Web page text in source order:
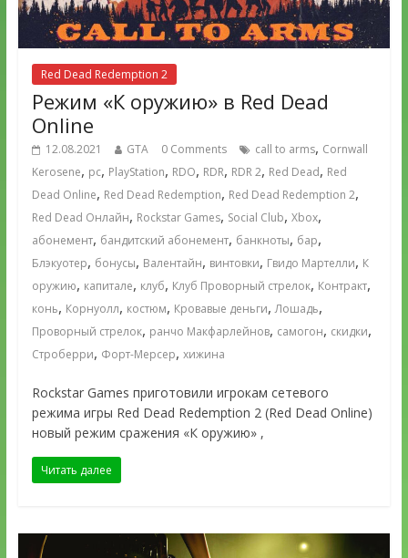
Red Dead Redemption 2
Режим «К оружию» в Red Dead
Online
12.08.2021 GTA 0 Comments call to arms, Cornwall
Kerosene, pc, PlayStation, RDO, RDR, RDR 2, Red Dead, Red
Dead Online, Red Dead Redemption, Red Dead Redemption 2,
Red Dead Онлайн, Rockstar Games, Social Club, Xbox,
абонемент, бандитский абонемент, банкноты, бар,
Блэкуотер, бонусы, Валентайн, винтовки, Гвидо Мартелли, К
оружию, капитале, клуб, Клуб Проворный стрелок, Контракт,
конь, Корнуолл, костюм, Кровавые деньги,Лошадь,
Проворный стрелок, ранчо Макфарлейнов, самогон, скидки,
Строберри, Форт-Мерсер, хижина
Rockstar Games приготовили игрокам сетевого
режима игры Red Dead Redemption 2 (Red Dead Online)
новый режим сражения «К оружию» ,
Читать далее